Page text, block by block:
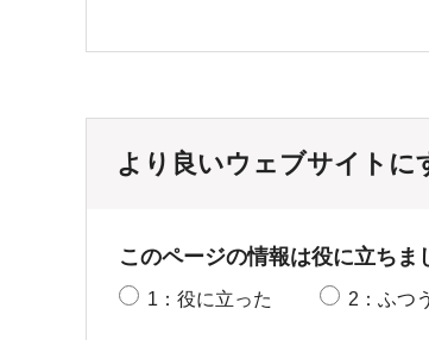
より良いウェブサイトに
このページの情報は役に立ちま
1：役に立った 2：ふつう